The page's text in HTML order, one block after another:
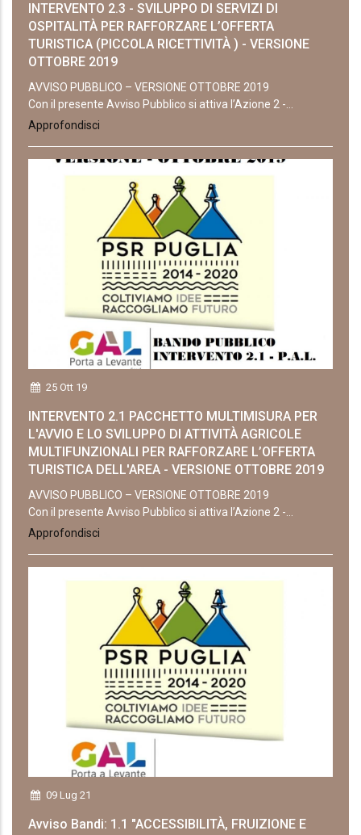
INTERVENTO 2.3 - SVILUPPO DI SERVIZI DI
OSPITALITÀ PER RAFFORZARE L’OFFERTA
TURISTICA (PICCOLA RICETTIVITÀ ) - VERSIONE
OTTOBRE 2019
AVVISO PUBBLICO – VERSIONE OTTOBRE 2019
Con il presente Avviso Pubblico si attiva l’Azione 2 -...
Approfondisci
25 Ott 19
INTERVENTO 2.1 PACCHETTO MULTIMISURA PER
L'AVVIO E LO SVILUPPO DI ATTIVITÀ AGRICOLE
MULTIFUNZIONALI PER RAFFORZARE L’OFFERTA
TURISTICA DELL'AREA - VERSIONE OTTOBRE 2019
AVVISO PUBBLICO – VERSIONE OTTOBRE 2019
Con il presente Avviso Pubblico si attiva l’Azione 2 -...
Approfondisci
09 Lug 21
Avviso Bandi: 1.1 "ACCESSIBILITÀ, FRUIZIONE E